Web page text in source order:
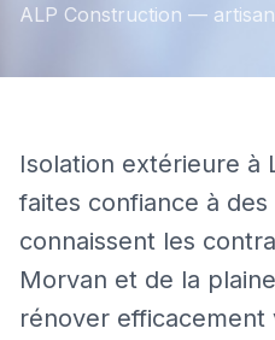
ALP Construction —
Isolation extérieure à
faites confiance à
connaissent les
Morvan et de la
rénover efficacement